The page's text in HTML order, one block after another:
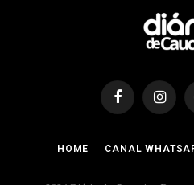
Facebook
HOME CANAL